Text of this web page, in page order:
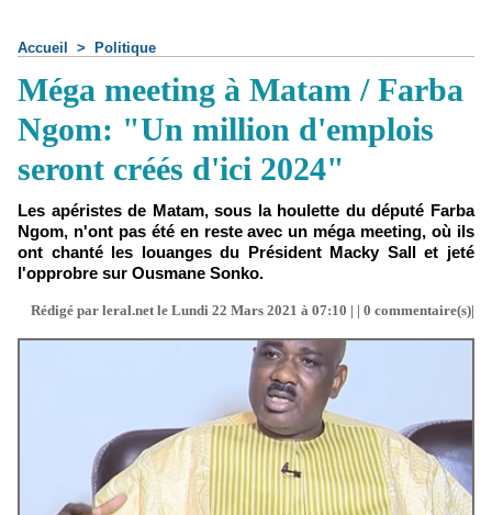
Accueil > Politique
Méga meeting à Matam / Farba
Ngom: "Un million d'emplois
seront créés d'ici 2024"
Les apéristes de Matam, sous la houlette du député Farba
Ngom, n'ont pas été en reste avec un méga meeting, où ils
ont chanté les louanges du Président Macky Sall et jeté
l'opprobre sur Ousmane Sonko.
Rédigé par leral.net le Lundi 22 Mars 2021 à 07:10 | | 0 commentaire(s)|